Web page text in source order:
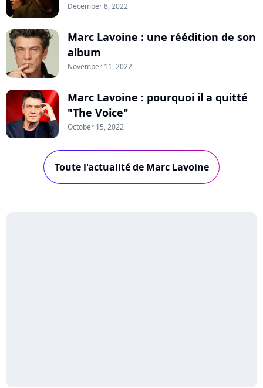
December 8, 2022
Marc Lavoine : une réédition de son
album
November 11, 2022
Marc Lavoine : pourquoi il a quitté
"The Voice"
October 15, 2022
Toute l'actualité de Marc Lavoine